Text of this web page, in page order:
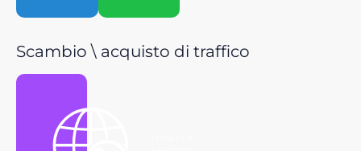
Scambio \ acquisto di traffico